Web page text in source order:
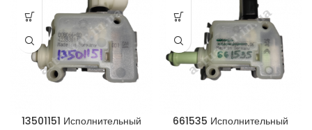
13501151 Исполнительный
661535 Исполнительный